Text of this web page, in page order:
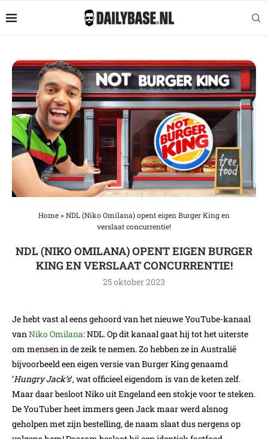
Home» NDL (Niko Omilana) opent eigen Burger King en
verslaat concurrentie!
NDL (NIKO OMILANA) OPENT EIGEN BURGER
KING EN VERSLAAT CONCURRENTIE!
25 oktober 2023
Je hebt vast al eens gehoord van het nieuwe YouTube-kanaal
vanNiko Omilana: NDL. Op dit kanaal gaat hij tot het uiterste
om mensen in de zeik te nemen. Zo hebben ze in Australië
bijvoorbeeld een eigen versie van Burger King genaamd
‘Hungry Jack’s‘, wat officieel eigendom is van de keten zelf.
Maar daar besloot Niko uit Engeland een stokje voor te steken.
De YouTuber heet immers geen Jack maar werd alsnog
geholpen met zijn bestelling, de naam slaat dus nergens op